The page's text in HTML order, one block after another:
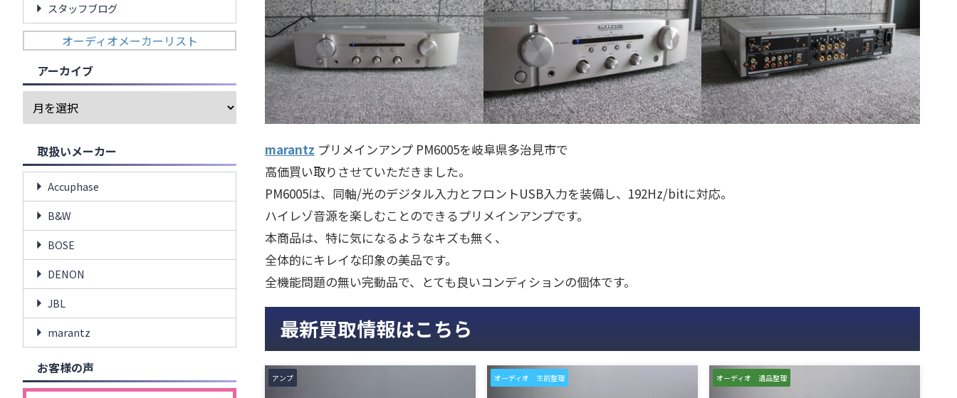
marantz プリメインアンプ PM6005を岐阜県多治見市で
高価買い取りさせていただきました。
PM6005は、同軸/光のデジタル入力とフロントUSB入力を装備し、192Hz/bitに対応。
ハイレゾ音源を楽しむことのできるプリメインアンプです。
本商品は、特に気になるようなキズも無く、
全体的にキレイな印象の美品です。
全機能問題の無い完動品で、とても良いコンディションの個体です。
最新買取情報はこちら
アンプ オーディオ 生前整理 オーディオ 遺品整理
スタッフブログ
オーディオメーカーリスト
アーカイブ
取扱いメーカー
Accuphase
B&W
BOSE
DENON
JBL
marantz
お客様の声